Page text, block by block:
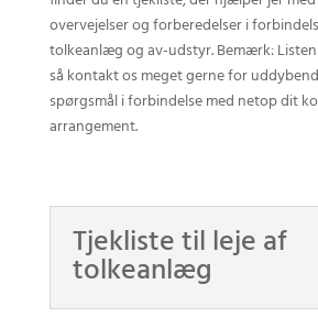
overvejelser og forberedelser i
tolkeanlæg og av-udstyr. Bemærk:
så kontakt os meget gerne for
spørgsmål i forbindelse med netop dit
arrangement.
Tjekliste til leje af
tolkeanlæg